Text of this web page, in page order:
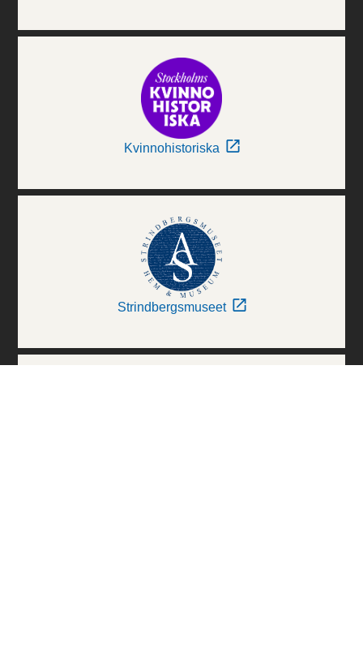
Kvinnohistoriska
Strindbergsmuseet